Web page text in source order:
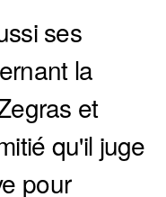
ses
la
et
qu'il juge
pour